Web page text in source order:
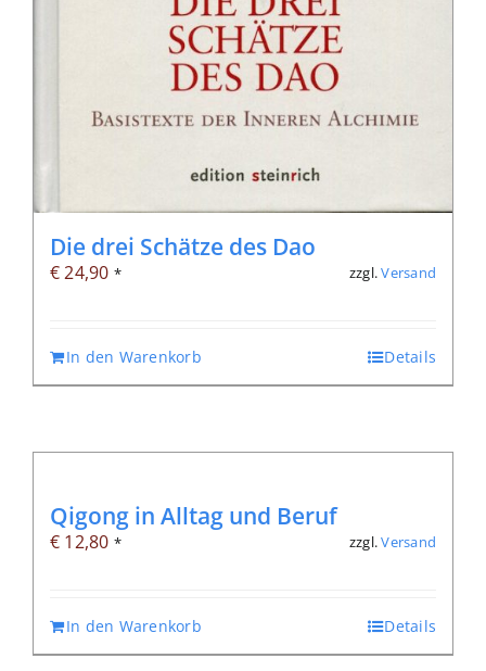
Die drei Schätze des Dao
€24,90 * zzgl.Versand
In den Warenkorb Details
Qigong in Alltag und Beruf
€ 12,80 * zzgl.Versand
In den Warenkorb Details